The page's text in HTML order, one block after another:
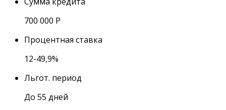
700 000 Р
Процентная ставка
12-49,9%
Льгот. период
До 55 дней